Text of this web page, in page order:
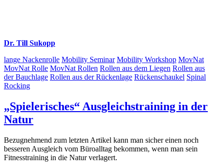
Dr. Till Sukopp
lange Nackenrolle Mobility Seminar Mobility Workshop MovNat
MovNat Rolle MovNat Rollen Rollen aus dem Liegen Rollen aus
der Bauchlage Rollen aus der Rückenlage Rückenschaukel Spinal
Rocking
„Spielerisches“ Ausgleichstraining in der
Natur
Bezugnehmend zum letzten Artikel kann man sicher einen noch
besseren Ausgleich vom Büroalltag bekommen, wenn man sein
Fitnesstraining in die Natur verlagert.